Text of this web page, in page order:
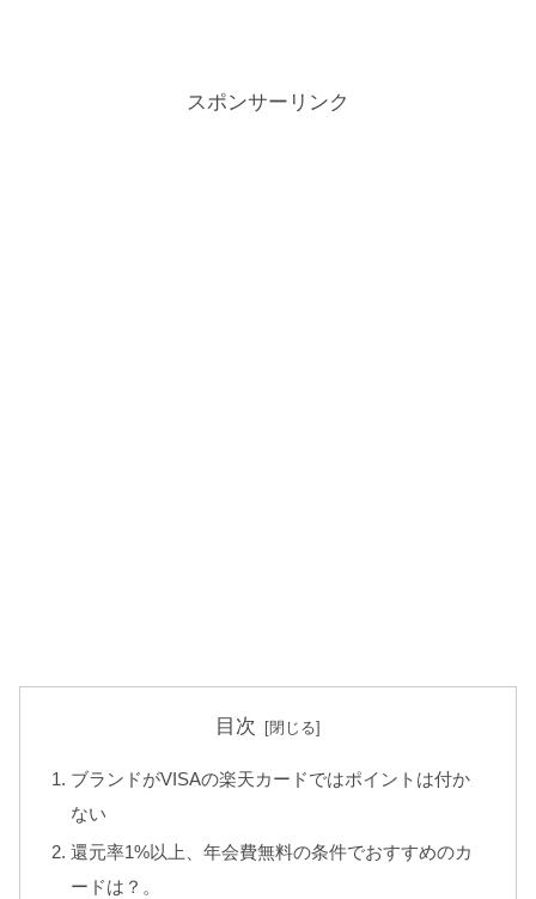
スポンサーリンク
目次
ブランドがVISAの楽天カードではポイントは付か
ない
還元率1%以上、年会費無料の条件でおすすめのカ
ードは？。